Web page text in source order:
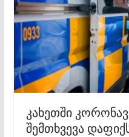
კახეთში
შემთხვევა